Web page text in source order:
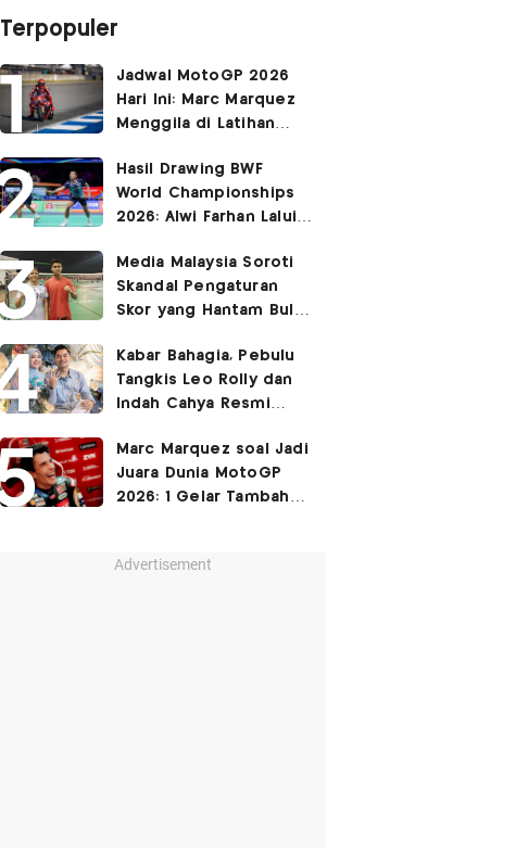
Terpopuler
Jadwal MotoGP 2026
Hari Ini: Marc Marquez
Menggila di Latihan
Hasil Drawing BWF
World Championships
2026: Alwi Farhan Lalui
Dapat Bye
Media Malaysia Soroti
Skandal Pengaturan
Skor yang Hantam Bulu
Libatkan Jafar/Felisha!
Kabar Bahagia, Pebulu
Tangkis Leo Rolly dan
Indah Cahya Resmi
Marc Marquez soal Jadi
Juara Dunia MotoGP
2026: 1 Gelar Tambahan
Advertisement